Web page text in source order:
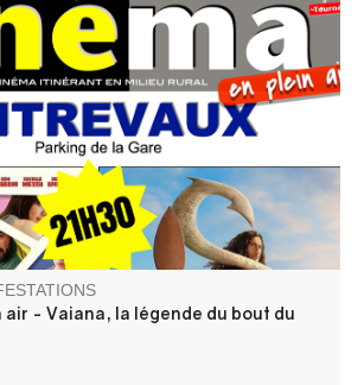
air du film Vaiana, la légende du bout
air - Vaiana, la légende du bout du